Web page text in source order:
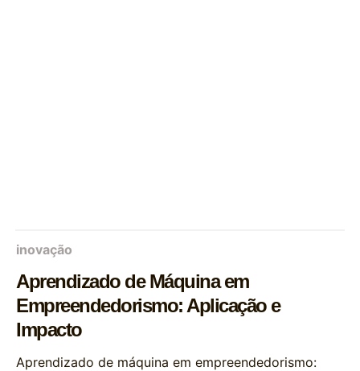
inovação
Aprendizado de Máquina em
Empreendedorismo: Aplicação e
Impacto
Aprendizado de máquina em empreendedorismo: